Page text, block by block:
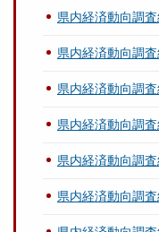
県内経済動向調
県内経済動向調
県内経済動向調
県内経済動向調
県内経済動向調
県内経済動向調